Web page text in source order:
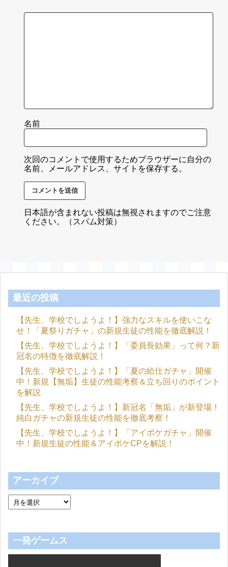
名前
次回のコメントで使用するためブラウザーに自分の
名前、メールアドレス、サイトを保存する。
日本語が含まれない投稿は無視されますのでご注意
ください。（スパム対策）
最近の投稿
【先生、学校でしようよ！】強力なスキルを使いこな
せ！「夏祭りガチャ」の新規生徒の性能を徹底解説！
【先生、学校でしようよ！】「委員長効果」って何？新
冠名の特徴を徹底解説！
【先生、学校でしようよ！】「夏の給仕ガチャ」開催
中！新規【無垢】生徒の性能考察＆立ち回りのポイント
を解説
【先生、学校でしようよ！】新冠名「無垢」が新登場！
純白ガチャの新規生徒の性能を徹底考察！
【先生、学校でしようよ！】「アイポケガチャ」開催
中！新規生徒の性能＆アイポケCPを解説！
アーカイブ
一発ゲームス